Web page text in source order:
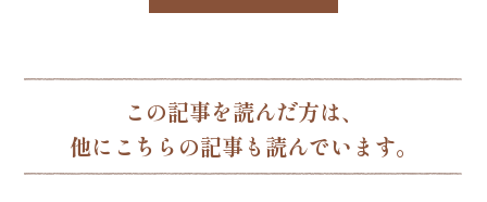
この記事を読んだ方は、
他にこちらの記事も読んでいます。